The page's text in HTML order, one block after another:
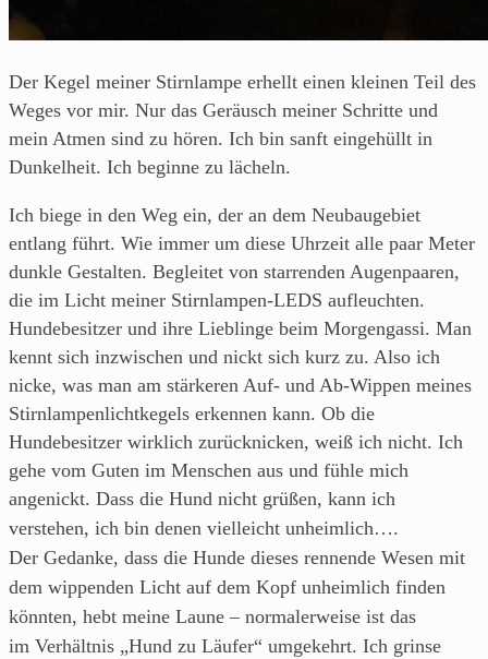
Der Kegel meiner Stirnlampe erhellt einen kleinen Teil des
Weges vor mir. Nur das Geräusch meiner Schritte und
mein Atmen sind zu hören. Ich bin sanft eingehüllt in
Dunkelheit. Ich beginne zu lächeln.
Ich biege in den Weg ein, der an dem Neubaugebiet
entlang führt. Wie immer um diese Uhrzeit alle paar Meter
dunkle Gestalten. Begleitet von starrenden Augenpaaren,
die im Licht meiner Stirnlampen-LEDS aufleuchten.
Hundebesitzer und ihre Lieblinge beim Morgengassi. Man
kennt sich inzwischen und nickt sich kurz zu. Also ich
nicke, was man am stärkeren Auf- und Ab-Wippen meines
Stirnlampenlichtkegels erkennen kann. Ob die
Hundebesitzer wirklich zurücknicken, weiß ich nicht. Ich
gehe vom Guten im Menschen aus und fühle mich
angenickt. Dass die Hund nicht grüßen, kann ich
verstehen, ich bin denen vielleicht unheimlich….
Der Gedanke, dass die Hunde dieses rennende Wesen mit
dem wippenden Licht auf dem Kopf unheimlich finden
könnten, hebt meine Laune – normalerweise ist das
im Verhältnis „Hund zu Läufer“ umgekehrt. Ich grinse